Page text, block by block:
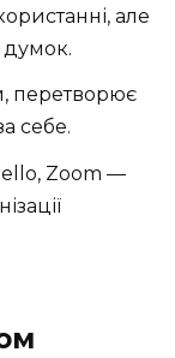
але
думок.
перетворює
себе.
Zoom —